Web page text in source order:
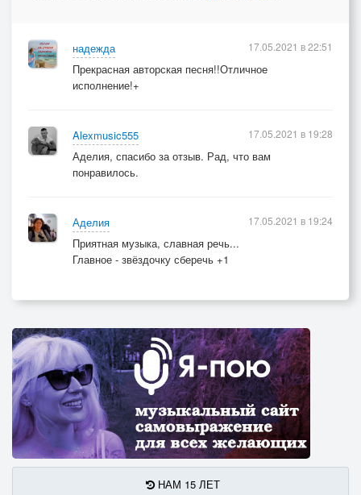
надежда
Прекрасная авторская песня!!Отличное
исполнение!+
17.05.2021 в 22:51
Alexmusic555
Аделия, спасибо за отзыв. Рад, что вам
понравилось.
17.05.2021 в 19:28
Аделия
Приятная музыка, славная речь...
Главное - звёздочку сберечь +1
17.05.2021 в 19:24
НАМ 15 ЛЕТ